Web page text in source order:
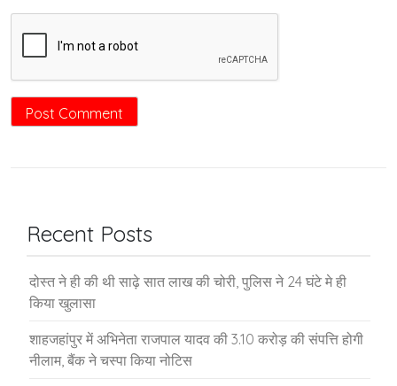
Recent Posts
दोस्त ने ही की थी साढ़े सात लाख की चोरी, पुलिस ने 24 घंटे मे ही
किया खुलासा
शाहजहांपुर में अभिनेता राजपाल यादव की 3.10 करोड़ की संपत्ति होगी
नीलाम, बैंक ने चस्पा किया नोटिस